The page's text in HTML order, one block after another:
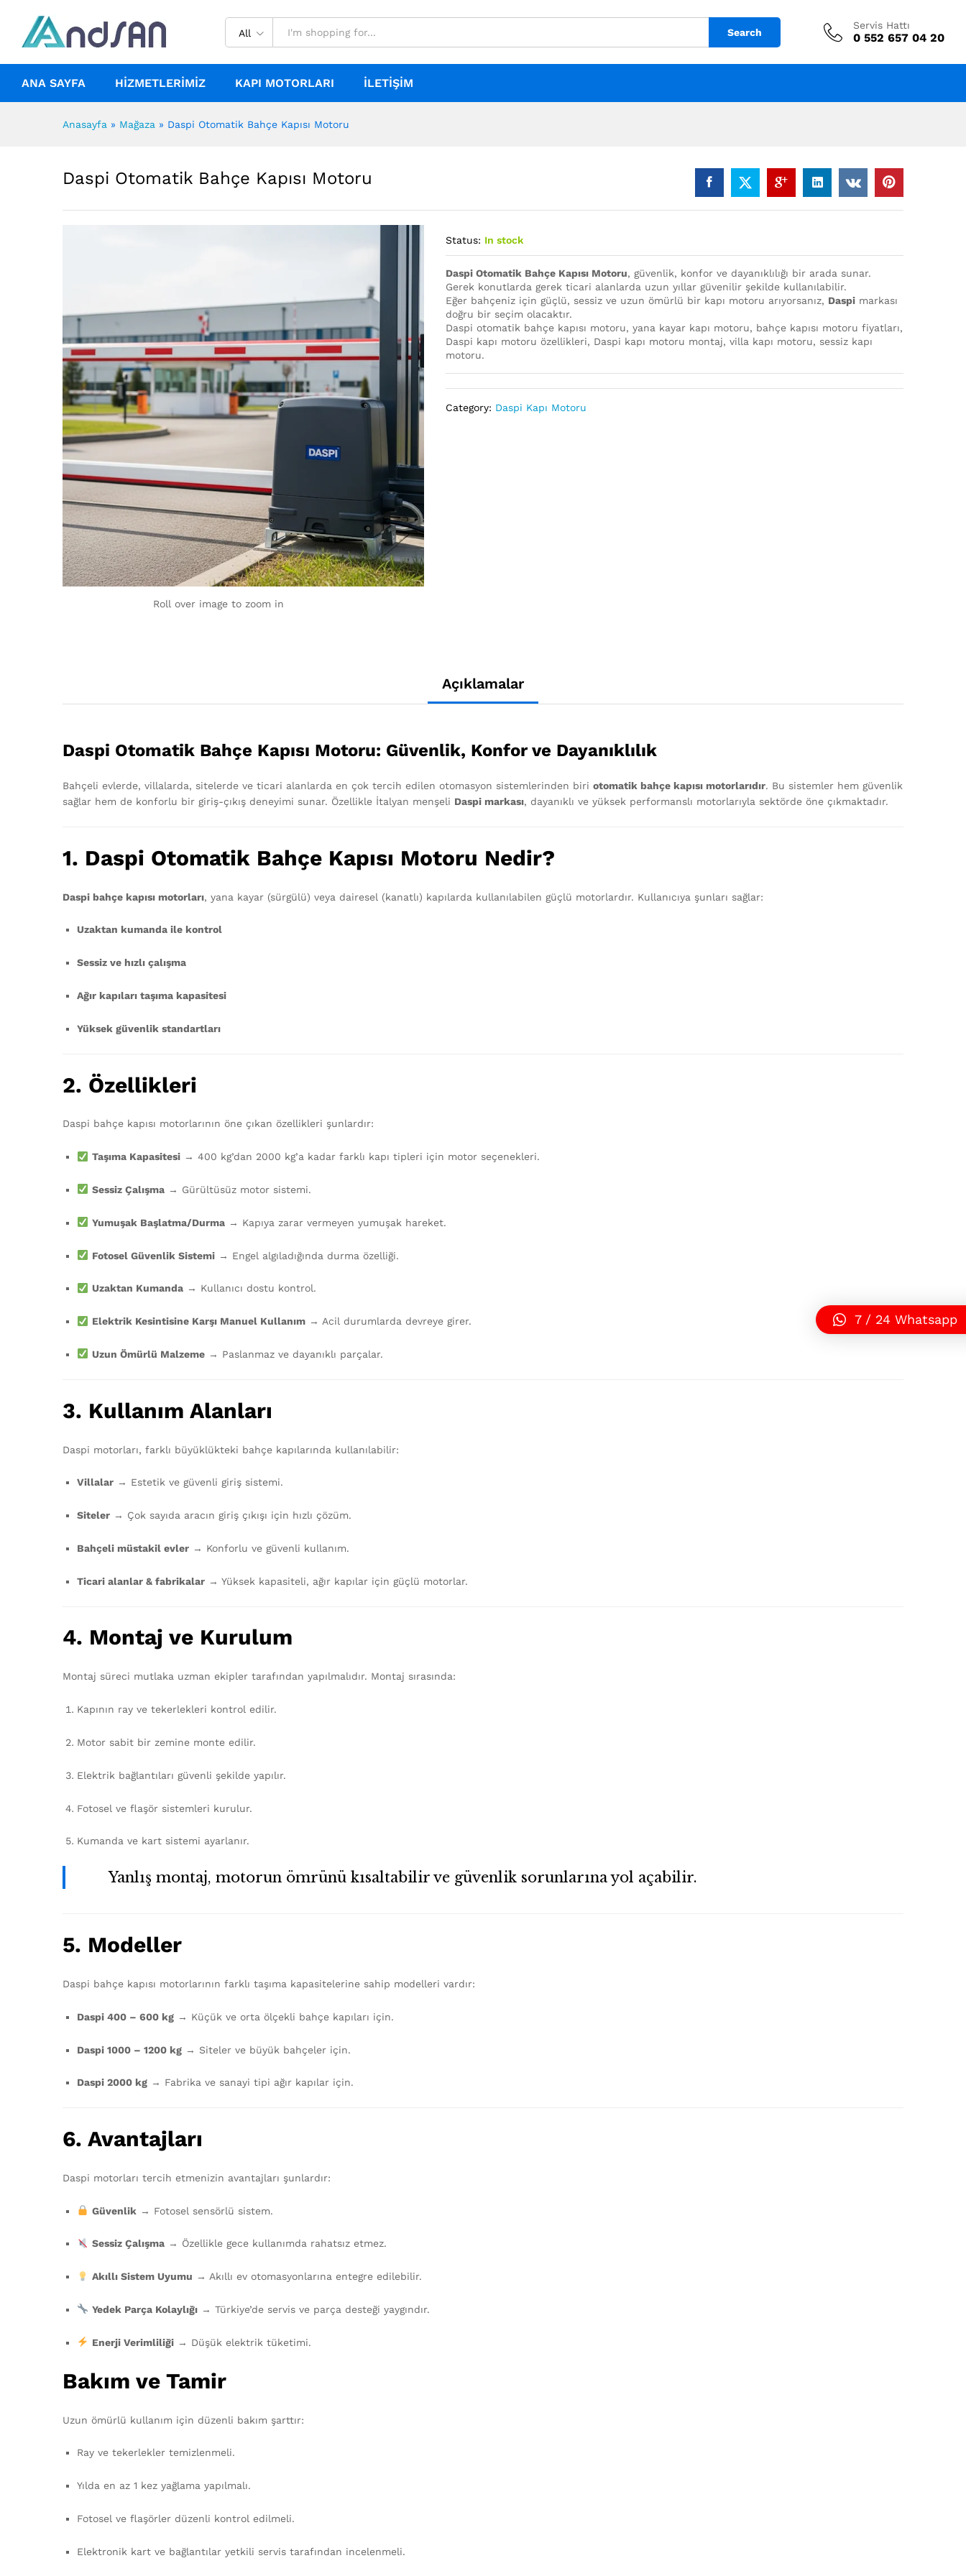
All Search
Servis Hattı
0 552 657 04 20
ANA SAYFA HIZMETLERIMIZ KAPI MOTORLARI İLETIŞIM
Anasayfa » Mağaza » Daspi Otomatik Bahçe Kapısı Motoru
Daspi Otomatik Bahçe Kapısı Motoru
Roll over image to zoom in
Status: In stock
Daspi Otomatik Bahçe Kapısı Motoru, güvenlik, konfor ve dayanıklılığı bir arada sunar.
Gerek konutlarda gerek ticari alanlarda uzun yıllar güvenilir şekilde kullanılabilir.
Eğer bahçeniz için güçlü, sessiz ve uzun ömürlü bir kapı motoru arıyorsanız, Daspi markası
doğru bir seçim olacaktır.
Daspi otomatik bahçe kapısı motoru, yana kayar kapı motoru, bahçe kapısı motoru fiyatları,
Daspi kapı motoru özellikleri, Daspi kapı motoru montaj, villa kapı motoru, sessiz kapı
motoru.
Category: Daspi Kapı Motoru
Açıklamalar
Daspi Otomatik Bahçe Kapısı Motoru: Güvenlik, Konfor ve Dayanıklılık
Bahçeli evlerde, villalarda, sitelerde ve ticari alanlarda en çok tercih edilen otomasyon sistemlerinden biri otomatik bahçe kapısı motorlarıdır. Bu sistemler hem güvenlik
sağlar hem de konforlu bir giriş-çıkış deneyimi sunar. Özellikle İtalyan menşeli Daspi markası, dayanıklı ve yüksek performanslı motorlarıyla sektörde öne çıkmaktadır.
1. Daspi Otomatik Bahçe Kapısı Motoru Nedir?
Daspi bahçe kapısı motorları, yana kayar (sürgülü) veya dairesel (kanatlı) kapılarda kullanılabilen güçlü motorlardır. Kullanıcıya şunları sağlar:
Uzaktan kumanda ile kontrol
Sessiz ve hızlı çalışma
Ağır kapıları taşıma kapasitesi
Yüksek güvenlik standartları
2. Özellikleri
Daspi bahçe kapısı motorlarının öne çıkan özellikleri şunlardır:
Taşıma Kapasitesi→ 400 kg’dan 2000 kg’a kadar farklı kapı tipleri için motor seçenekleri.
Sessiz Çalışma→ Gürültüsüz motor sistemi.
Yumuşak Başlatma/Durma→ Kapıya zarar vermeyen yumuşak hareket.
Fotosel Güvenlik Sistemi→ Engel algıladığında durma özelliği.
Uzaktan Kumanda→ Kullanıcı dostu kontrol.
Elektrik Kesintisine Karşı Manuel Kullanım→ Acil durumlarda devreye girer.
Uzun Ömürlü Malzeme→ Paslanmaz ve dayanıklı parçalar.
3. Kullanım Alanları
Daspi motorları, farklı büyüklükteki bahçe kapılarında kullanılabilir:
Villalar → Estetik ve güvenli giriş sistemi.
Siteler → Çok sayıda aracın giriş çıkışı için hızlı çözüm.
Bahçeli müstakil evler → Konforlu ve güvenli kullanım.
Ticari alanlar & fabrikalar → Yüksek kapasiteli, ağır kapılar için güçlü motorlar.
4. Montaj ve Kurulum
Montaj süreci mutlaka uzman ekipler tarafından yapılmalıdır. Montaj sırasında:
Kapının ray ve tekerlekleri kontrol edilir.
Motor sabit bir zemine monte edilir.
Elektrik bağlantıları güvenli şekilde yapılır.
Fotosel ve flaşör sistemleri kurulur.
Kumanda ve kart sistemi ayarlanır.
Yanlış montaj, motorun ömrünü kısaltabilir ve güvenlik sorunlarına yol açabilir.
5. Modeller
Daspi bahçe kapısı motorlarının farklı taşıma kapasitelerine sahip modelleri vardır:
Daspi 400 – 600 kg → Küçük ve orta ölçekli bahçe kapıları için.
Daspi 1000 – 1200 kg → Siteler ve büyük bahçeler için.
Daspi 2000 kg → Fabrika ve sanayi tipi ağır kapılar için.
6. Avantajları
Daspi motorları tercih etmenizin avantajları şunlardır:
Güvenlik→ Fotosel sensörlü sistem.
Sessiz Çalışma→ Özellikle gece kullanımda rahatsız etmez.
Akıllı Sistem Uyumu → Akıllı ev otomasyonlarına entegre edilebilir.
Yedek Parça Kolaylığı→ Türkiye’de servis ve parça desteği yaygındır.
Enerji Verimliliği→ Düşük elektrik tüketimi.
Bakım ve Tamir
Uzun ömürlü kullanım için düzenli bakım şarttır:
Ray ve tekerlekler temizlenmeli.
Yılda en az 1 kez yağlama yapılmalı.
Fotosel ve flaşörler düzenli kontrol edilmeli.
Elektronik kart ve bağlantılar yetkili servis tarafından incelenmeli.
7 / 24 Whatsapp